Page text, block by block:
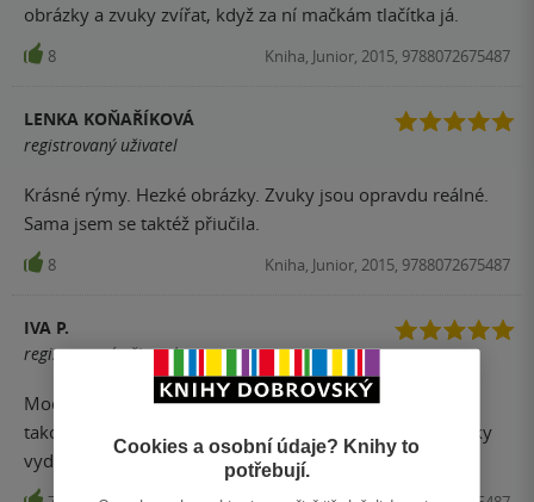
obrázky a zvuky zvířat, když za ní mačkám tlačítka já.
8 Kniha, Junior, 2015, 9788072675487
LENKA KOŇAŘÍKOVÁ
registrovaný uživatel
Krásné rýmy. Hezké obrázky. Zvuky jsou opravdu reálné.
Sama jsem se taktéž přiučila.
8 Kniha, Junior, 2015, 9788072675487
IVA P.
registrovaný uživatel
Moc povedená knížka. Nikdy jsem neslyšela třeba
takového bobra nebo jezevce...překvapilo mě, jaké zvuky
vydávají. Takže i rodiče se přiučí.
Cookies a osobní údaje? Knihy to
potřebují.